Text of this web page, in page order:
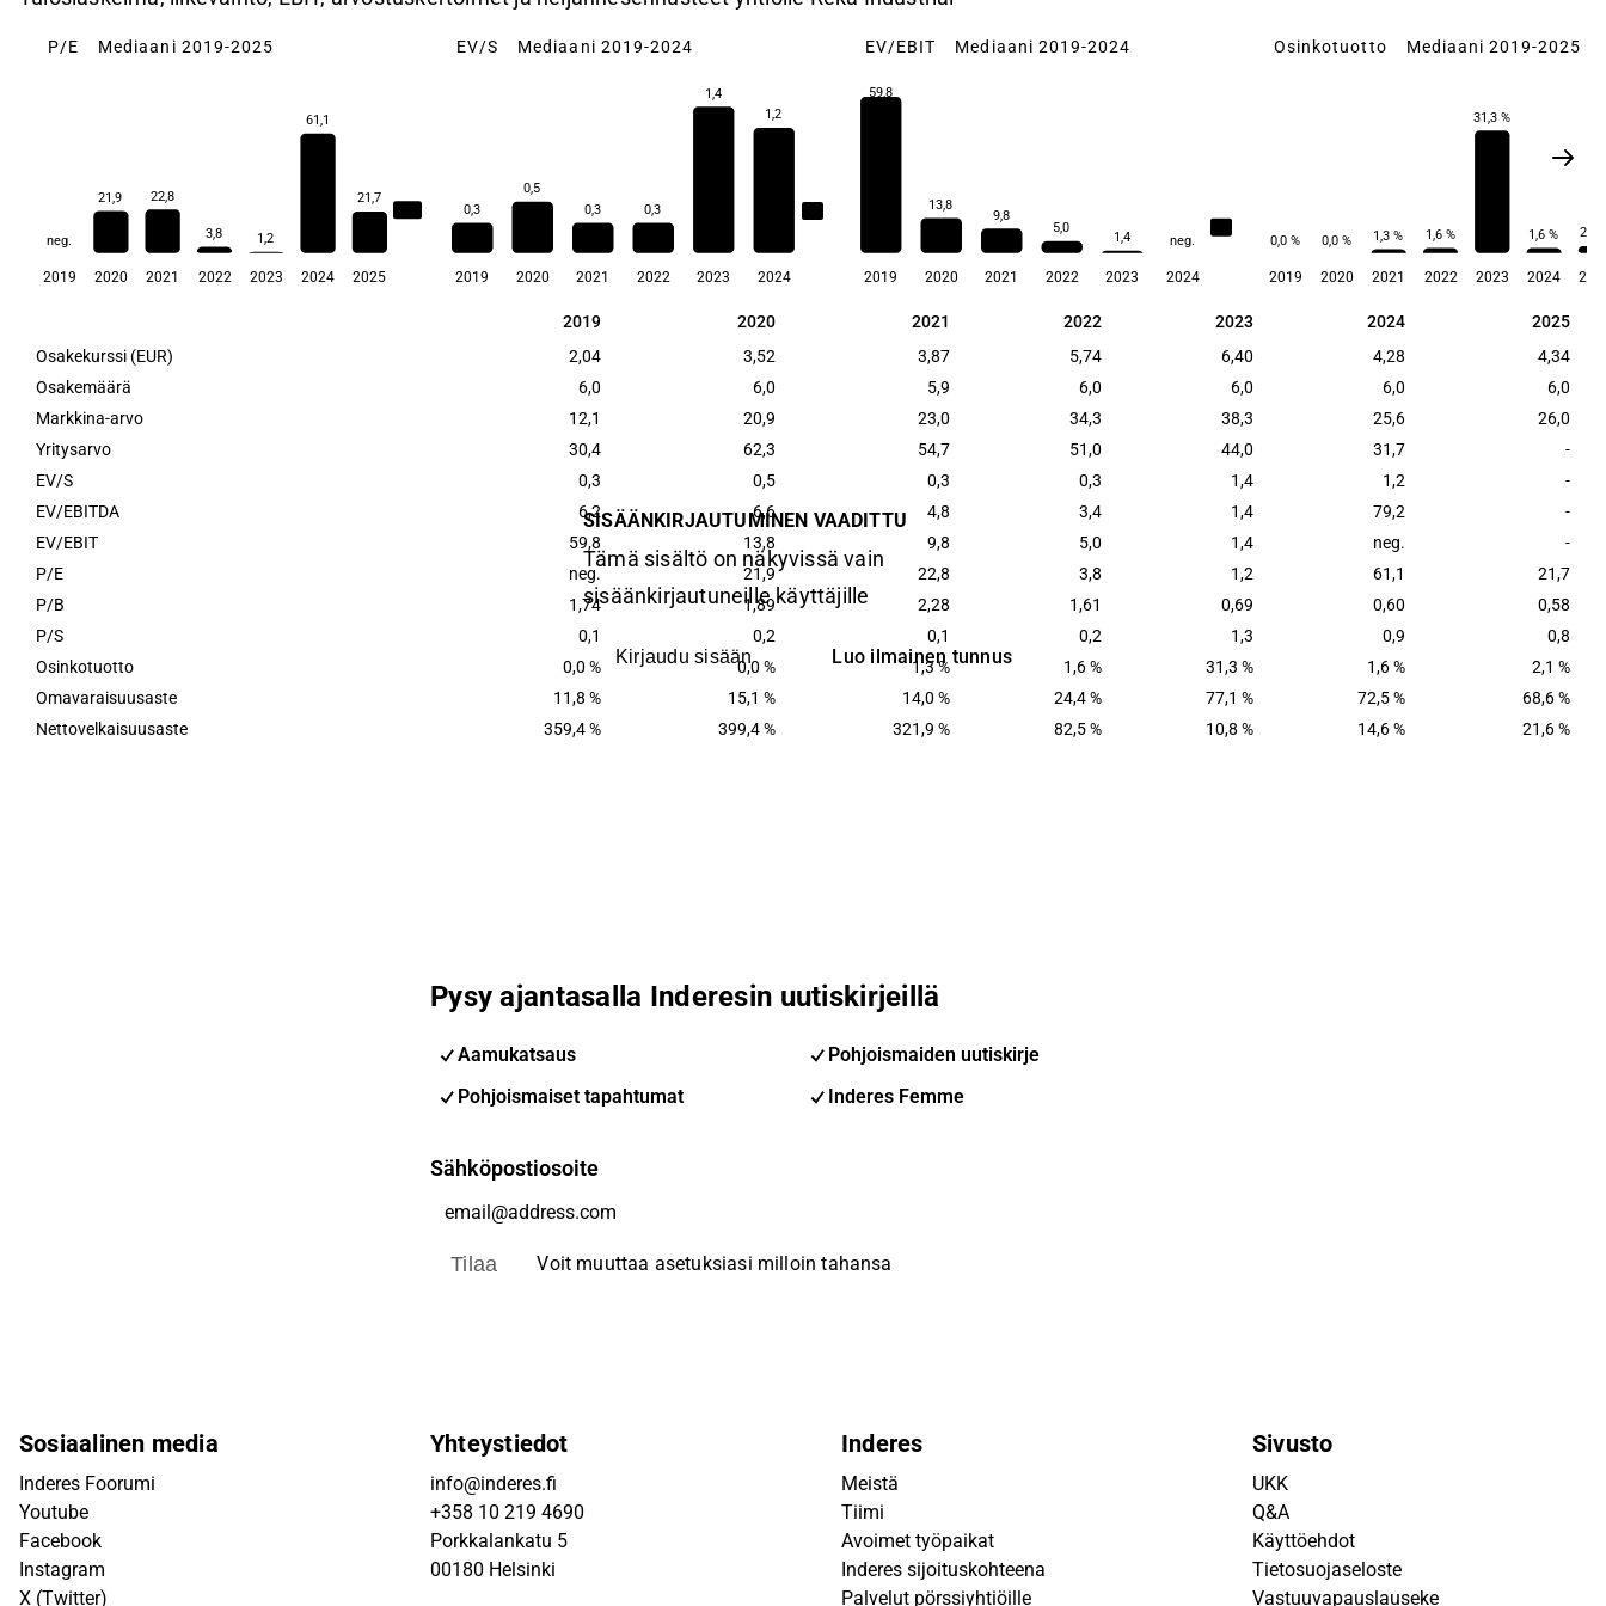
P/E Mediaani 2019-2025
neg.
21,9 22,8
3,8 1,2
61,1
21,7
2019 2020 2021 2022 2023 2024 2025
EV/S Mediaani 2019-2024
0,3
0,5
0,3
0,3
1,4
1,2
2019 2020 2021 2022 2023 2024
EV/EBIT Mediaani 2019-2024
59,8
13,8
9,8
5,0
1,4 neg.
2019 2020 2021 2022 2023 2024
Osinkotuotto Mediaani 2019-2025
0,0 % 0,0 % 1,3 % 1,6 %
31,3 %
1,6 % 2,1
2019 2020 2021 2022 2023 2024
2019 2020 2021 2022 2023 2024 2025
2019 2020 2021 2022 2023 2024
2025
Osakekurssi (EUR)
2,04 3,52 3,87 5,74 6,40 4,28
4,34
Osakemäärä
6,0 6,0 5,9 6,0 6,0 6,0
6,0
Markkina-arvo
12,1 20,9 23,0 34,3 38,3 25,6
26,0
Yritysarvo
30,4 62,3 54,7 51,0 44,0 31,7
-
EV/S
0,3 0,5 0,3 0,3 1,4 1,2
-
EV/EBITDA
6,2 6,6 4,8 3,4 1,4 79,2
-
EV/EBIT
59,8 13,8 9,8 5,0 1,4 neg.
-
P/E
neg. 21,9 22,8 3,8 1,2 61,1
21,7
P/B
1,74 1,89 2,28 1,61 0,69 0,60
0,58
P/S
0,1 0,2 0,1 0,2 1,3 0,9
0,8
Osinkotuotto
0,0 % 0,0 % 1,3 % 1,6 % 31,3 % 1,6 %
2,1 %
Omavaraisuusaste
11,8 % 15,1 % 14,0 % 24,4 % 77,1 % 72,5 %
68,6 %
Nettovelkaisuusaste
359,4 % 399,4 % 321,9 % 82,5 % 10,8 % 14,6 % 21,6 %
SISÄÄNKIRJAUTUMINEN VAADITTU
Tämä sisältö on näkyvissä vain
sisäänkirjautuneille käyttäjille
Kirjaudu sisään Luo ilmainen tunnus
Pysy ajantasalla Inderesin uutiskirjeillä
Aamukatsaus
Pohjoismaiden uutiskirje
Pohjoismaiset tapahtumat
Inderes Femme
Sähköpostiosoite
Tilaa Voit muuttaa asetuksiasi milloin tahansa
Sosiaalinen media
Inderes Foorumi
Youtube
Facebook
Instagram
X (Twitter)
Yhteystiedot
info@inderes.fi
+358 10 219 4690
Porkkalankatu 5
00180 Helsinki
Inderes
Meistä
Tiimi
Avoimet työpaikat
Inderes sijoituskohteena
Palvelut pörssiyhtiöille
Sivusto
UKK
Q&A
Käyttöehdot
Tietosuojaseloste
Vastuuvapauslauseke